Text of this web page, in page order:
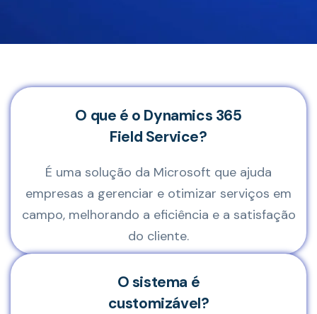
O que é o Dynamics 365
Field Service?
É uma solução da Microsoft que ajuda
empresas a gerenciar e otimizar serviços em
campo, melhorando a eficiência e a satisfação
do cliente.
O sistema é
customizável?